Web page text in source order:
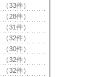
（33件）
（28件）
（31件）
（32件）
（30件）
（32件）
（32件）